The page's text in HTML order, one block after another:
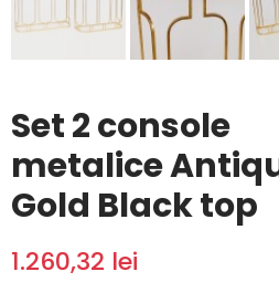
Set 2 console
metalice
Gold Black top
1.260,32 lei